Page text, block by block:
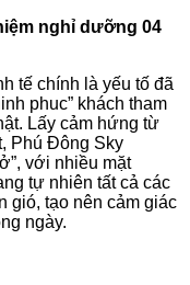
nghỉ dưỡng 04
tế chính là yếu tố đã
phuc” khách tham
Lấy cảm hứng từ
Phú Đông Sky
với nhiều mặt
tự nhiên tất cả các
gió, tạo nên cảm giác
ngày.